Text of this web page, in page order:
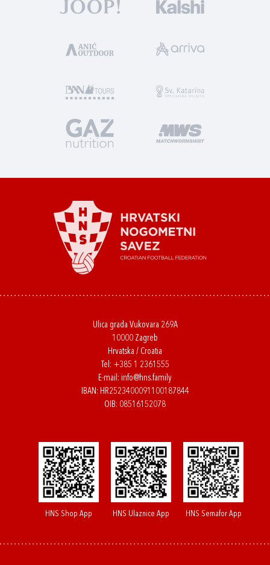
Ulica grada Vukovara 269A
10000 Zagreb
Hrvatska / Croatia
Tel: +385 1 2361555
E-mail: info@hns.family
IBAN: HR2523400091100187844
OIB: 08516152078
HNS Shop App HNS Ulaznice App HNS Semafor App